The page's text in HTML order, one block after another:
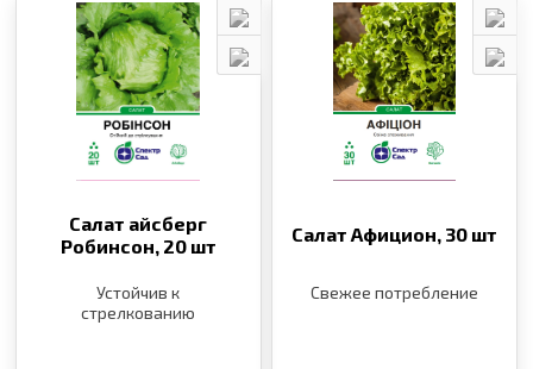
Салат айсберг
Робинсон, 20 шт
Устойчив к
стрелкованию
Салат Афицион, 30 шт
Свежее потребление